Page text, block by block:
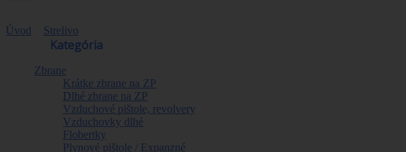
Úvod Strelivo
Kategória
Zbrane
Krátke zbrane na ZP
Dlhé zbrane na ZP
Vzduchové pištole, revolvery
Vzduchovky dlhé
Flobertky
Plynové pištole / Expanzné